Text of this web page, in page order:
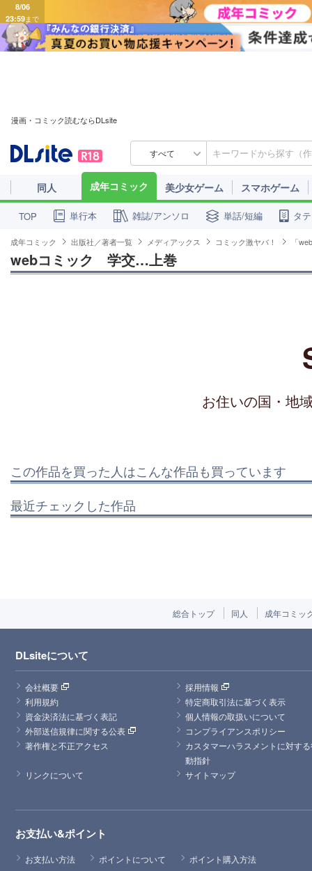
8/06
23:59まで
漫画・コミック読むならDLsite
すべて
同人 成年コミック 美少女ゲーム スマホゲーム
TOP 単行本 雑誌/アンソロ 単話/短編 タ
成年コミック 出版社／著者一覧 メディアックス コミック激ヤバ！ 「
webコミック　学交…上巻
お住いの国・地
この作品を買った人はこんな作品も買っています
最近チェックした作品
総合トップ 同人 成年コミッ
DLsiteについて
会社概要
採用情報
利用規約
特定商取引法に基づく表示
資金決済法に基づく表記
個人情報の取扱いについて
外部送信規律に関する公表
コンプライアンスポリシー
著作権と不正アクセス
カスタマーハラスメントに対す
動指針
リンクについて
サイトマップ
お支払い&ポイント
お支払い方法 ポイントについて ポイント購入方法